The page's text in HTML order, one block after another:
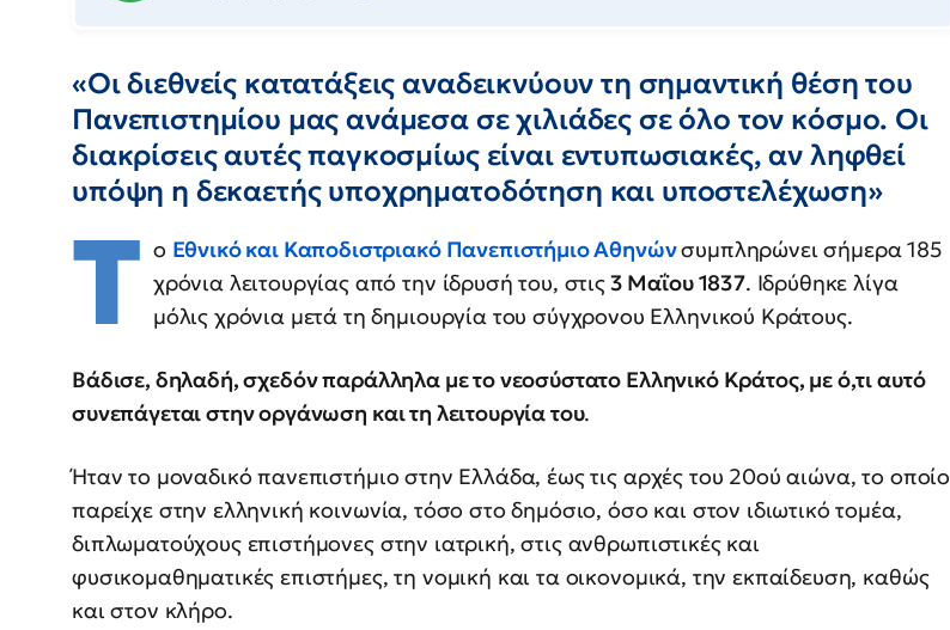
«Οι διεθνείς κατατάξεις αναδεικνύουν τη σημαντική θέση του
Πανεπιστημίου μας ανάμεσα σε χιλιάδες σε όλο τον κόσμο. Οι
διακρίσεις αυτές παγκοσμίως είναι εντυπωσιακές, αν ληφθεί
υπόψη η δεκαετής υποχρηματοδότηση και υποστελέχωση»
Τ ο Εθνικό και Καποδιστριακό Πανεπιστήμιο Αθηνώνσυμπληρώνει σήμερα 185
χρόνια λειτουργίας από την ίδρυσή του, στις3 Μαΐου 1837. Ιδρύθηκε λίγα
μόλις χρόνια μετά τη δημιουργία του σύγχρονου Ελληνικού Κράτους.
Βάδισε, δηλαδή, σχεδόν παράλληλα με το νεοσύστατο Ελληνικό Κράτος, με ό,τι αυτό
συνεπάγεται στην οργάνωση και τη λειτουργία του.
Ήταν το μοναδικό πανεπιστήμιο στην Ελλάδα, έως τις αρχές του 20ού αιώνα, το οποίο
παρείχε στην ελληνική κοινωνία, τόσο στο δημόσιο, όσο και στον ιδιωτικό τομέα,
διπλωματούχους επιστήμονες στην ιατρική, στις ανθρωπιστικές και
φυσικομαθηματικές επιστήμες, τη νομική και τα οικονομικά, την εκπαίδευση, καθώς
και στον κλήρο.